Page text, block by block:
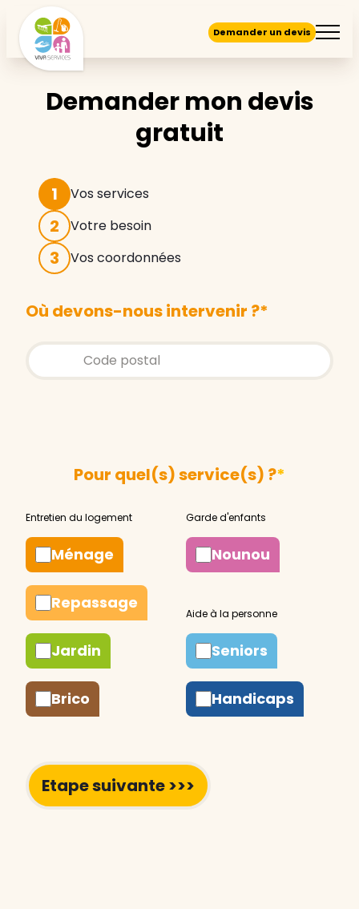
Demander un devis
Demander mon devis
gratuit
1 Vos services
2 Votre besoin
3 Vos coordonnées
Où devons-nous intervenir ?*
Store locator global - Autocompletion
Rechercher
Pour quel(s) service(s) ?*
Ménage
Repassage
Jardin
Brico
Nounou
Seniors
Handicaps